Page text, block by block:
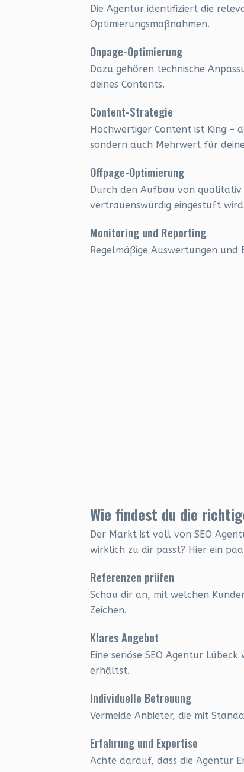
Die Agentur identifiziert die
Optimierungsmaßnahmen.
Onpage-Optimierung
Dazu gehören technische
deines Contents.
Content-Strategie
Hochwertiger Content ist King –
sondern auch Mehrwert für
Offpage-Optimierung
Durch den Aufbau von qualitativ
vertrauenswürdig eingestuft
Monitoring und Reporting
Regelmäßige Auswertungen
Wie findest du die
Der Markt ist voll von SEO
wirklich zu dir passt? Hier ein
Referenzen prüfen
Schau dir an, mit welchen
Zeichen.
Klares Angebot
Eine seriöse SEO Agentur
erhältst.
Individuelle Betreuung
Vermeide Anbieter, die mit
Erfahrung und Expertise
Achte darauf, dass die Agentur